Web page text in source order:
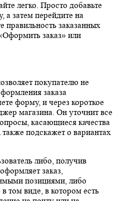
легко. Просто добавьте
а затем перейдите на
правильность заказанных
заказ» или
покупателю не
заказа
форму, и через короткое
магазина. Он уточнит все
касающиеся качества
подскажет о вариантах
либо, получив
заказ,
позициями, либо
том виде, в котором есть